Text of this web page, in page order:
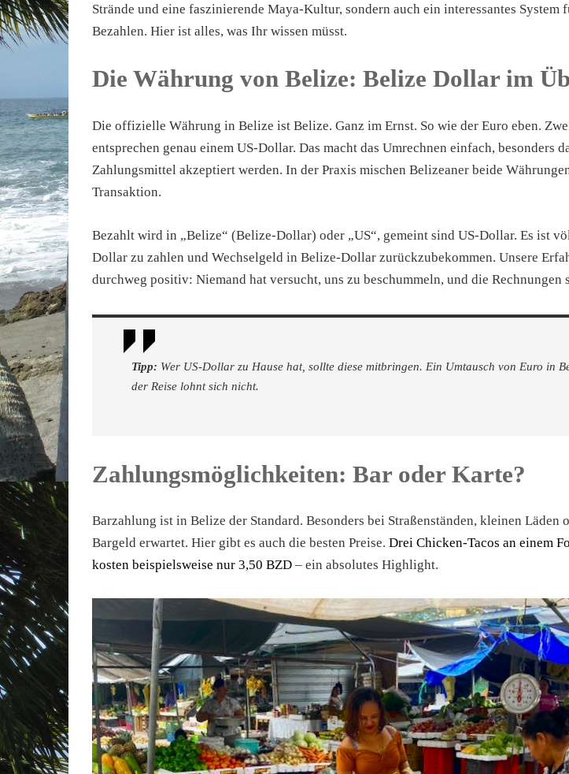
Strände und eine faszinierende Maya-Kultur, sondern auch ein interessantes System
Bezahlen. Hier ist alles, was Ihr wissen müsst.
Die Währung von Belize: Belize Dollar im
Die offizielle Währung in Belize ist Belize. Ganz im Ernst. So wie der Euro eben.
entsprechen genau einem US-Dollar. Das macht das Umrechnen einfach, besonders
Zahlungsmittel akzeptiert werden. In der Praxis mischen Belizeaner beide
Transaktion.
Bezahlt wird in „Belize“ (Belize-Dollar) oder „US“, gemeint sind US-Dollar. Es ist
Dollar zu zahlen und Wechselgeld in Belize-Dollar zurückzubekommen. Unsere
durchweg positiv: Niemand hat versucht, uns zu beschummeln, und die Rechnungen
Tipp: Wer US-Dollar zu Hause hat, sollte diese mitbringen. Ein Umtausch von Euro in
der Reise lohnt sich nicht.
Zahlungsmöglichkeiten: Bar oder Karte?
Barzahlung ist in Belize der Standard. Besonders bei Straßenständen, kleinen Läden
Bargeld erwartet. Hier gibt es auch die besten Preise. Drei Chicken-Tacos an einem
kosten beispielsweise nur 3,50 BZD – ein absolutes Highlight.